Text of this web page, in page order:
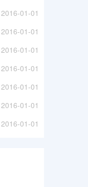
2016-01-01
2016-01-01
2016-01-01
2016-01-01
2016-01-01
2016-01-01
2016-01-01